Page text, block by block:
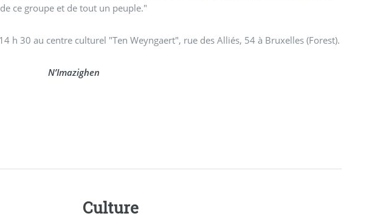
de ce groupe et de tout un peuple."
La suite à l’écran le dimanche 25 avril 2004 à 14 h 30 au centre culturel "Ten Weyngaert", rue des Alliés, 54 à Bruxelles (Forest).
N’Imazighen
Culture